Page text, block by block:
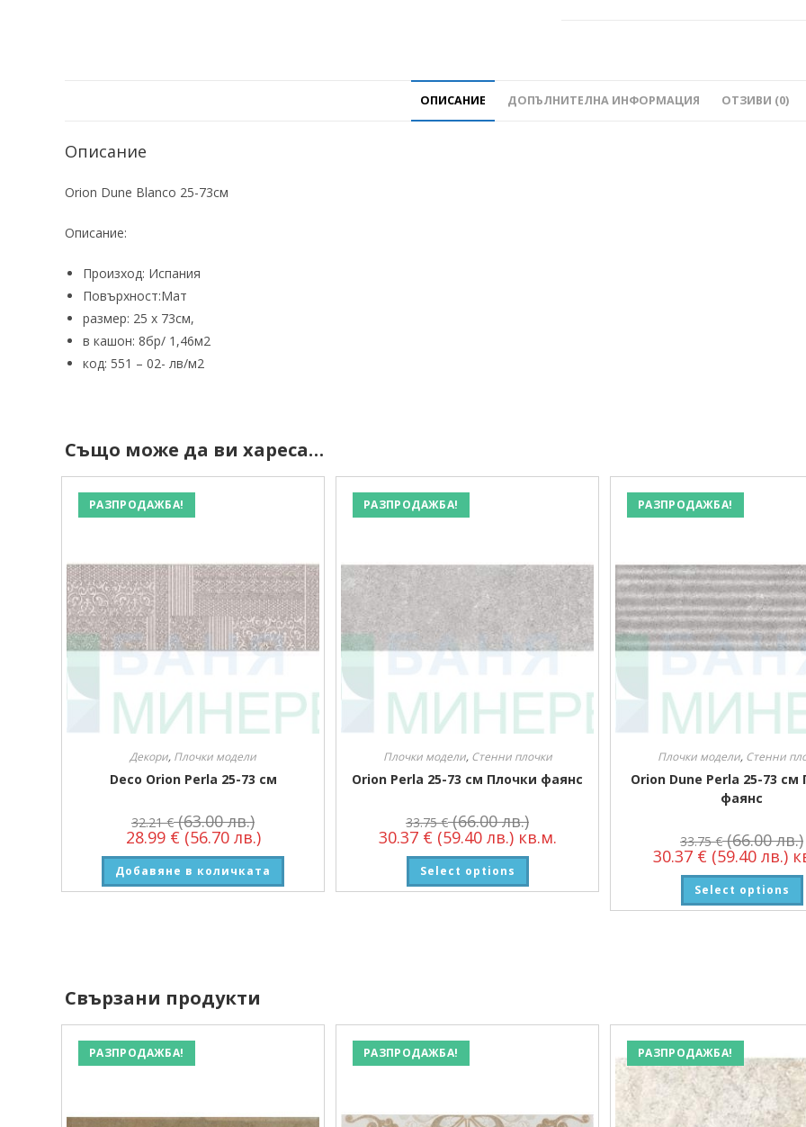
ОПИСАНИЕ ДОПЪЛНИТЕЛНА ИНФОРМАЦИЯ ОТЗИВИ (0)
Описание
Orion Dune Blanco 25-73см
Описание:
Произход: Испания
Повърхност:Мат
размер: 25 x 73см,
в кашон: 8бр/ 1,46м2
код: 551 – 02- лв/м2
Също може да ви хареса…
РАЗПРОДАЖБА!
Декори, Плочки модели
Deco Orion Perla 25-73 см
32.21€ (63.00 лв.)
28.99 € (56.70 лв.)
Добавяне в количката
РАЗПРОДАЖБА!
Плочки модели, Стенни плочки
Orion Perla 25-73 см Плочки фаянс
33.75€ (66.00 лв.)
30.37 € (59.40 лв.)кв.м.
Select options
РАЗПРОДАЖБА!
Плочки модели, Стенни
Orion Dune Perla 25-73 см
фаянс
33.75€ (66.00 лв.)
30.37 € (59.40 лв.)
Select options
Свързани продукти
РАЗПРОДАЖБА! РАЗПРОДАЖБА! РАЗПРОДАЖБА!